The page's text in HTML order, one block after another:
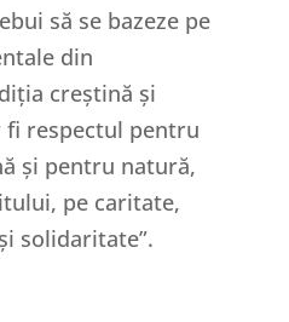
să se bazeze pe
din
creștină și
fi respectul pentru
și pentru natură,
pe caritate,
solidaritate”.